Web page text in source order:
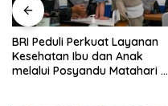
BRI Peduli Perkuat Layanan
Kesehatan Ibu dan Anak
melalui Posyandu Matahari di